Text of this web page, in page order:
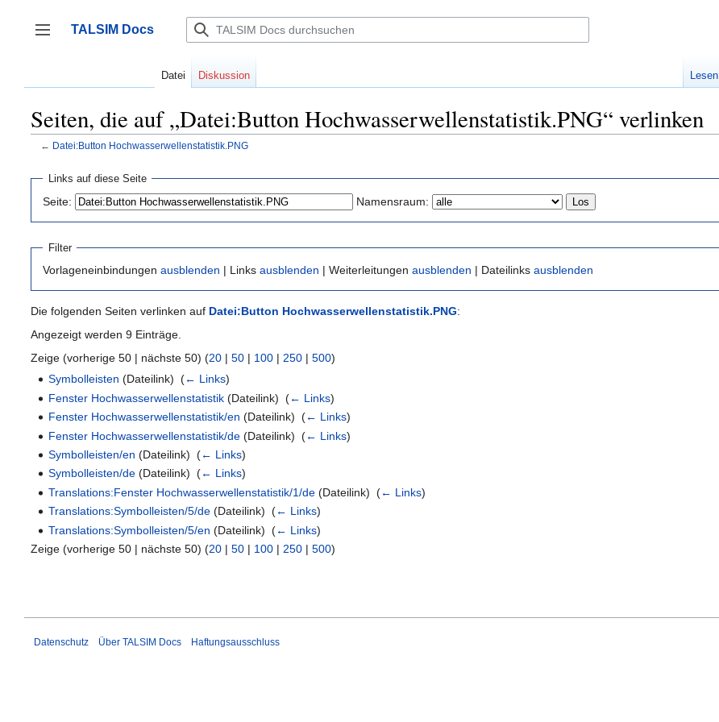
springen
Seitenleiste umschalten
TALSIM Docs
Datei Diskussion Lesen
Seiten, die auf „Datei:Button Hochwasserwellenstatistik.PNG“ verlinken
← Datei:Button Hochwasserwellenstatistik.PNG
Links auf diese Seite
Seite: Namensraum:
Filter
Vorlageneinbindungen ausblenden | Links ausblenden | Weiterleitungen ausblenden | Dateilinks ausblenden
Die folgenden Seiten verlinken auf Datei:Button Hochwasserwellenstatistik.PNG:
Angezeigt werden 9 Einträge.
Zeige (vorherige 50 | nächste 50) (20 | 50 | 100 | 250 | 500)
Symbolleisten (Dateilink) ‎(← Links)
Fenster Hochwasserwellenstatistik (Dateilink) ‎(← Links)
Fenster Hochwasserwellenstatistik/en (Dateilink) ‎(← Links)
Fenster Hochwasserwellenstatistik/de (Dateilink) ‎(← Links)
Symbolleisten/en (Dateilink) ‎(← Links)
Symbolleisten/de (Dateilink) ‎(← Links)
Translations:Fenster Hochwasserwellenstatistik/1/de (Dateilink) ‎(← Links)
Translations:Symbolleisten/5/de (Dateilink) ‎(← Links)
Translations:Symbolleisten/5/en (Dateilink) ‎(← Links)
Zeige (vorherige 50 | nächste 50) (20 | 50 | 100 | 250 | 500)
Datenschutz Über TALSIM Docs Haftungsausschluss